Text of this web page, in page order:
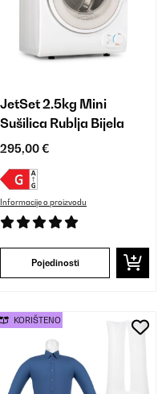
JetSet 2.5kg Mini
Sušilica Rublja Bijela
295,00 €
Informacije o proizvodu
Pojedinosti
KORIŠTENO